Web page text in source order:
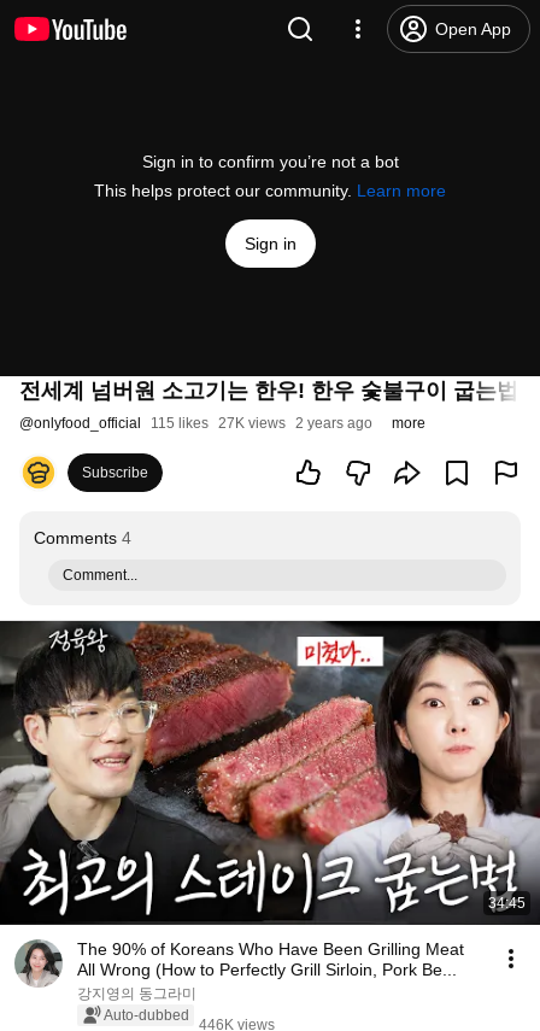
Open App
Sign in to confirm you’re not a bot
This helps protect our community. Learn more
Sign in
전세계 넘버원 소고기는 한우! 한우 숯불구이 굽는법
@onlyfood_official 115 likes 27K views 2 years ago more
Subscribe
Comments 4
Comment...
34:45
The 90% of Koreans Who Have Been Grilling Meat
All Wrong (How to Perfectly Grill Sirloin, Pork Be...
강지영의 동그라미
Auto-dubbed
446K views